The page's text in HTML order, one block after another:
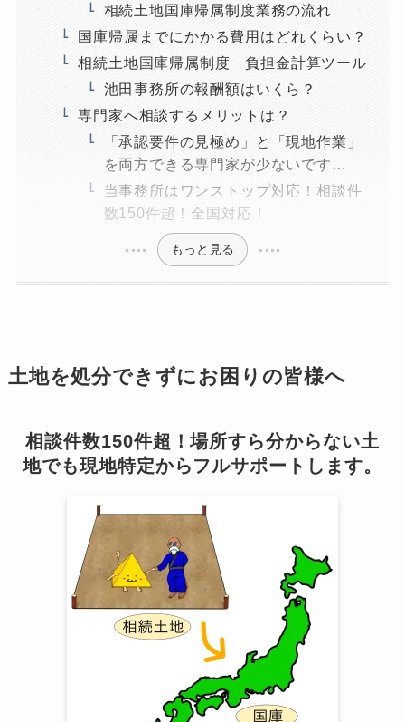
相続土地国庫帰属制度業務の流れ
国庫帰属までにかかる費用はどれくらい？
相続土地国庫帰属制度 負担金計算ツール
池田事務所の報酬額はいくら？
専門家へ相談するメリットは？
「承認要件の見極め」と「現地作業」
を両方できる専門家が少ないです…
当事務所はワンストップ対応！相談件
数150件超！全国対応！
もっと見る
土地を処分できずにお困りの皆様へ
相談件数150件超！場所すら分からない土
地でも現地特定からフルサポートします。